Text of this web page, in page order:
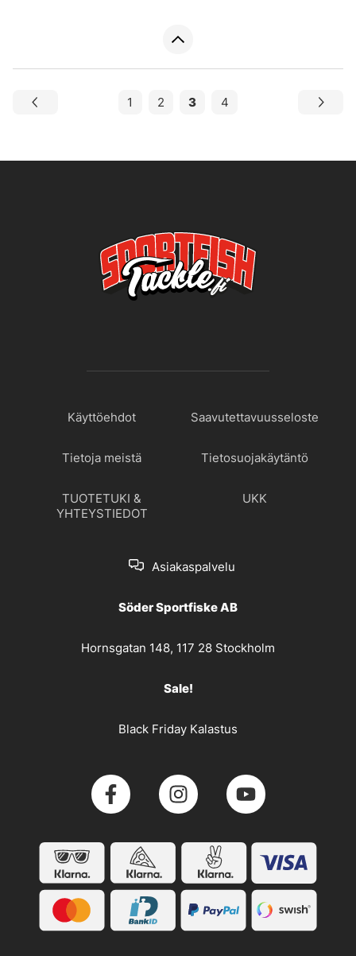
1 2 3 4
Käyttöehdot Saavutettavuusseloste
Tietoja meistä Tietosuojakäytäntö
TUOTETUKI &
YHTEYSTIEDOT
UKK
Asiakaspalvelu
Söder Sportfiske AB
Hornsgatan 148, 117 28 Stockholm
Sale!
Black Friday Kalastus